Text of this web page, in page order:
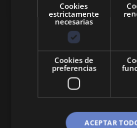
Queremos mantenerte al día
economía, finanzas, negocios,
y curiosidades sobre todo lo
economía y empresa.
CATEGORÍAS
Cookies
estrictamente
necesarias
Cookies de
preferencias
ACEPTAR